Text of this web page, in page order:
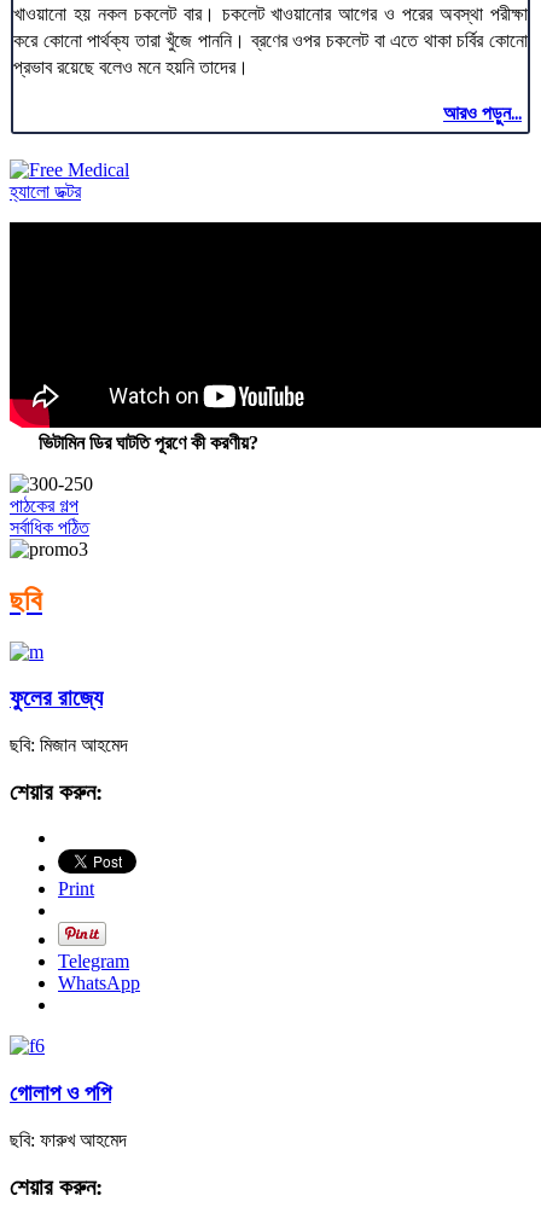
খাওয়ানো হয় নকল চকলেট বার। চকলেট খাওয়ানোর আগের ও পরের অবস্থা পরীক্ষা
করে কোনো পার্থক্য তারা খুঁজে পাননি। ব্রণের ওপর চকলেট বা এতে থাকা চর্বির কোনো
প্রভাব রয়েছে বলেও মনে হয়নি তাদের।
আরও পড়ুন...
হ্যালো ডক্টর
ভিটামিন ডির ঘাটতি পূরণে কী করণীয়?
পাঠকের গল্প
সর্বাধিক পঠিত
ছবি
ফুলের রাজ্যে
ছবি: মিজান আহমেদ
শেয়ার করুন:
Print
Telegram
WhatsApp
গোলাপ ও পপি
ছবি: ফারুখ আহমেদ
শেয়ার করুন: